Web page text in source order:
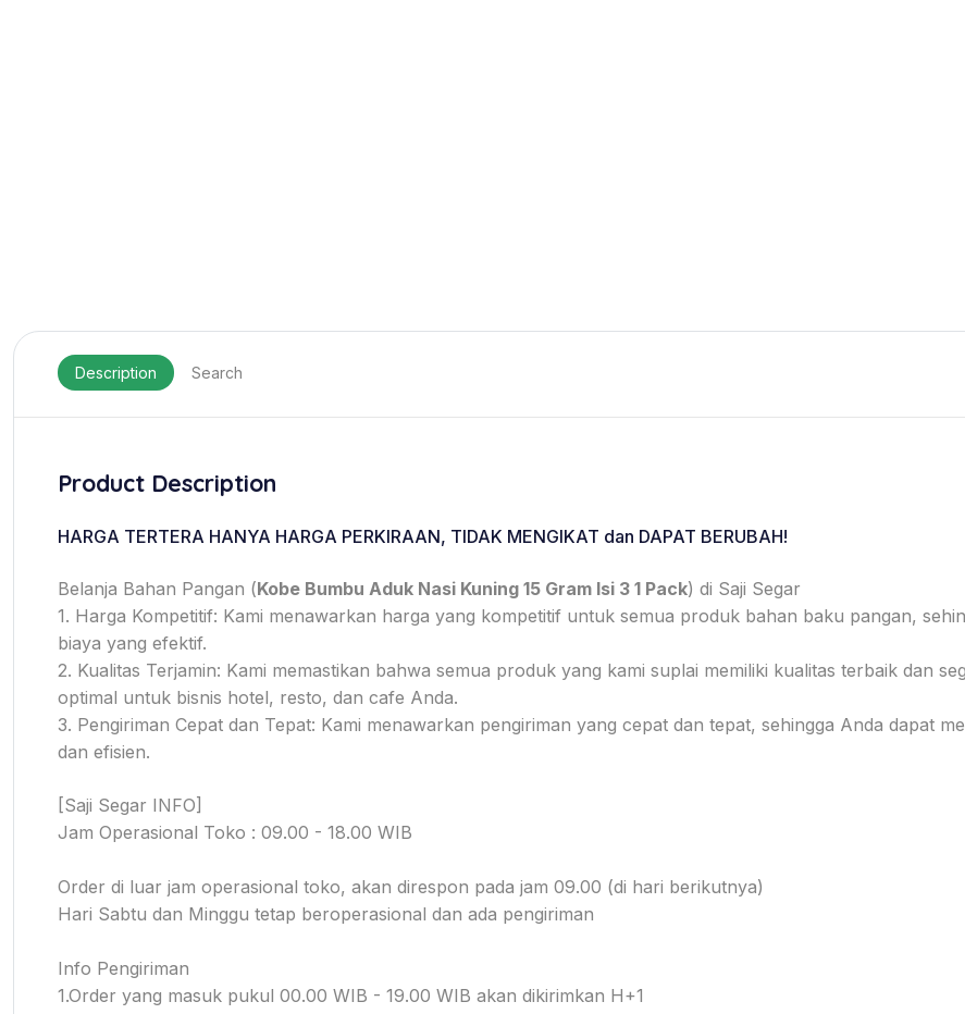
Description Search
Product Description
HARGA TERTERA HANYA HARGA PERKIRAAN, TIDAK MENGIKAT dan DAPAT BERUBAH!
Belanja Bahan Pangan (Kobe Bumbu Aduk Nasi Kuning 15 Gram Isi 3 1 Pack) di Saji Segar
1. Harga Kompetitif: Kami menawarkan harga yang kompetitif untuk semua produk bahan baku pangan,
biaya yang efektif.
2. Kualitas Terjamin: Kami memastikan bahwa semua produk yang kami suplai memiliki kualitas terbaik dan
optimal untuk bisnis hotel, resto, dan cafe Anda.
3. Pengiriman Cepat dan Tepat: Kami menawarkan pengiriman yang cepat dan tepat, sehingga Anda dapat
dan efisien.
[Saji Segar INFO]
Jam Operasional Toko : 09.00 - 18.00 WIB
Order di luar jam operasional toko, akan direspon pada jam 09.00 (di hari berikutnya)
Hari Sabtu dan Minggu tetap beroperasional dan ada pengiriman
Info Pengiriman
1.Order yang masuk pukul 00.00 WIB - 19.00 WIB akan dikirimkan H+1